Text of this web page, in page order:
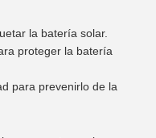
la batería solar.
proteger la batería
para prevenirlo de la